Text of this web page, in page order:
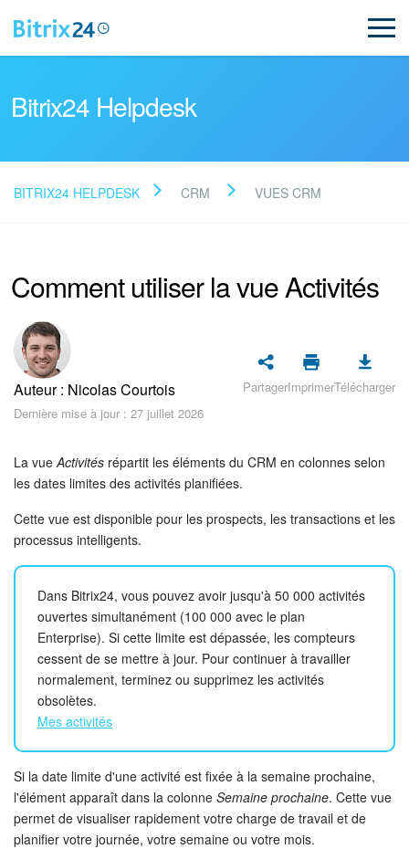
NOUVEAU
Assistance de Bitrix24
Inscription et connexion
Sécurité dans Bitrix24
Démarrer sur Bitrix24
Actualités
Tâches et projets
Messenger
Collabs
Groupes de travail
Calendriers
Bitrix24 Drive
Bitrix24 Helpdesk
BITRIX24 HELPDESK CRM VUES CRM
Comment utiliser la vue Activités
Auteur : Nicolas Courtois
Dernière mise à jour : 27 juillet 2026
PartagerImprimerTélécharger
La vue Activités répartit les éléments du CRM en colonnes selon
les dates limites des activités planifiées.
Cette vue est disponible pour les prospects, les transactions et les
processus intelligents.
Dans Bitrix24, vous pouvez avoir jusqu'à 50 000 activités
ouvertes simultanément (100 000 avec le plan
Enterprise). Si cette limite est dépassée, les compteurs
cessent de se mettre à jour. Pour continuer à travailler
normalement, terminez ou supprimez les activités
obsolètes.
Mes activités
Si la date limite d'une activité est fixée à la semaine prochaine,
l'élément apparaît dans la colonne Semaine prochaine. Cette vue
permet de visualiser rapidement votre charge de travail et de
planifier votre journée, votre semaine ou votre mois.